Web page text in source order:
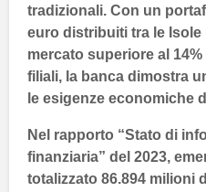
tradizionali. Con un
euro distribuiti tra le Isole
mercato superiore al
filiali, la banca dimostra
le esigenze economiche
Nel rapporto “Stato di
finanziaria” del 2023,
totalizzato 86.894 milioni